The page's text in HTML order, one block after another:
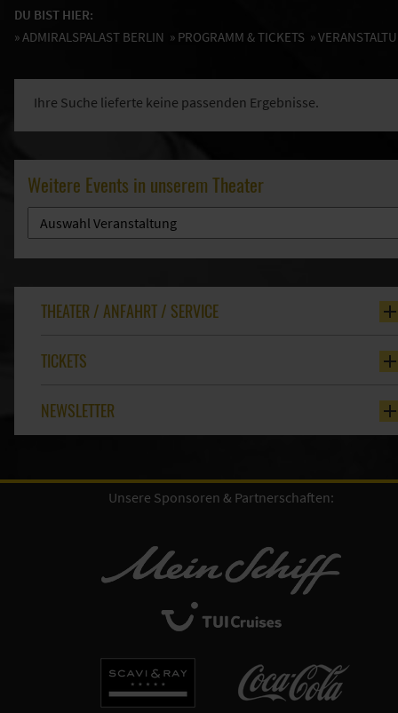
DU BIST HIER:
»ADMIRALSPALAST BERLIN » PROGRAMM & TICKETS »
Ihre Suche lieferte keine passenden Ergebnisse.
Weitere Events in unserem Theater
THEATER / ANFAHRT / SERVICE
TICKETS
NEWSLETTER
Unsere Sponsoren & Partnerschaften: